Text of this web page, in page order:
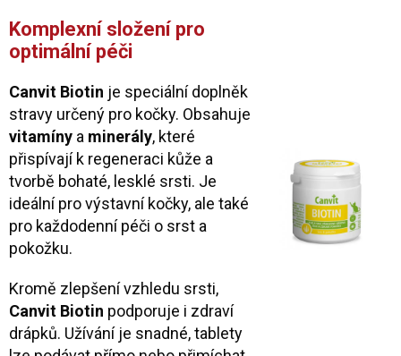
Komplexní složení pro
optimální péči
Canvit Biotin je speciální doplněk
stravy určený pro kočky. Obsahuje
vitamíny a minerály, které
přispívají k regeneraci kůže a
tvorbě bohaté, lesklé srsti. Je
ideální pro výstavní kočky, ale také
pro každodenní péči o srst a
pokožku.
Kromě zlepšení vzhledu srsti,
Canvit Biotin podporuje i zdraví
drápků. Užívání je snadné, tablety